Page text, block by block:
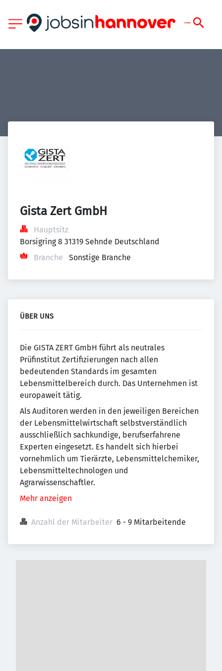
Gista Zert GmbH
Hauptsitz
Borsigring 8 31319 Sehnde Deutschland
Branche
Sonstige Branche
ÜBER UNS
Die GISTA ZERT GmbH führt als neutrales
Prüfinstitut Zertifizierungen nach allen
bedeutenden Standards im gesamten
Lebensmittelbereich durch. Das Unternehmen ist
europaweit tätig.
Als Auditoren werden in den jeweiligen Bereichen
der Lebensmittelwirtschaft selbstverständlich
ausschließlich sachkundige, berufserfahrene
Experten eingesetzt. Es handelt sich hierbei
vornehmlich um Tierärzte, Lebensmittelchemiker,
Lebensmitteltechnologen und
Agrarwissenschaftler.
Mehr anzeigen
Anzahl der Mitarbeiter 6 - 9 Mitarbeitende